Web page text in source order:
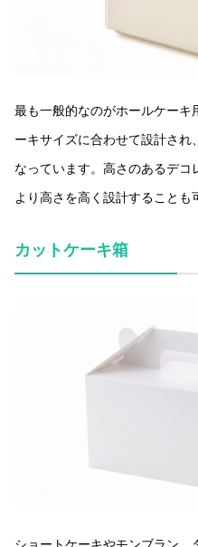
最も一般的なのがホールケーキ
ーキサイズに合わせて設計され
なっています。高さのあるデコ
より高さを高く設計することも
カットケーキ箱